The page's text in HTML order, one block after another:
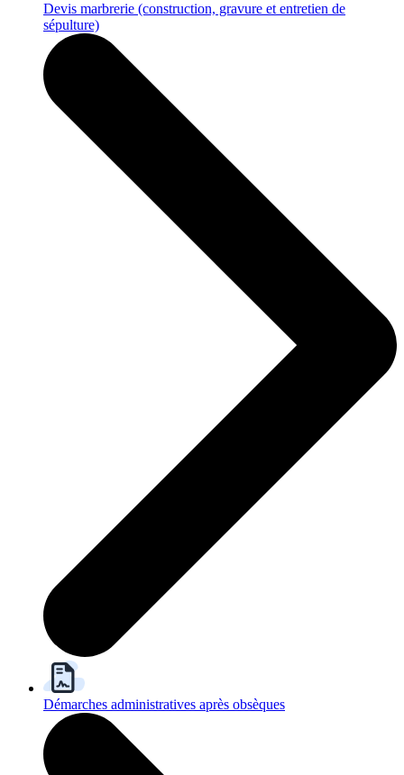
Devis marbrerie (construction, gravure et entretien de
sépulture)
Démarches administratives après obsèques